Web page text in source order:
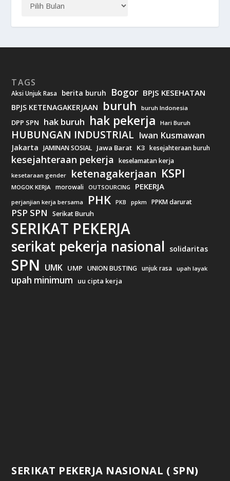
TAGS
Aksi Unjuk Rasa berita buruh Bogor BPJS KESEHATAN
BPJS KETENAGAKERJAAN buruh buruh Indonesia
DPP SPN hak buruh hak pekerja Hari Buruh
HUBUNGAN INDUSTRIAL Iwan Kusmawan
Jakarta JAMINAN SOSIAL Jawa Barat K3 kesejahteraan buruh
kesejahteraan pekerja keselamatan kerja
kesetaraan gender ketenagakerjaan KSPI
MOGOK KERJA morowali OUTSOURCING PEKERJA
perjanjian kerja bersama PHK PKB ppkm PPKM darurat
PSP SPN Serikat Buruh
SERIKAT PEKERJA
serikat pekerja nasional solidaritas
SPN UMK UMP UNION BUSTING unjuk rasa upah layak
upah minimum uu cipta kerja
SERIKAT PEKERJA NASIONAL ( SPN)